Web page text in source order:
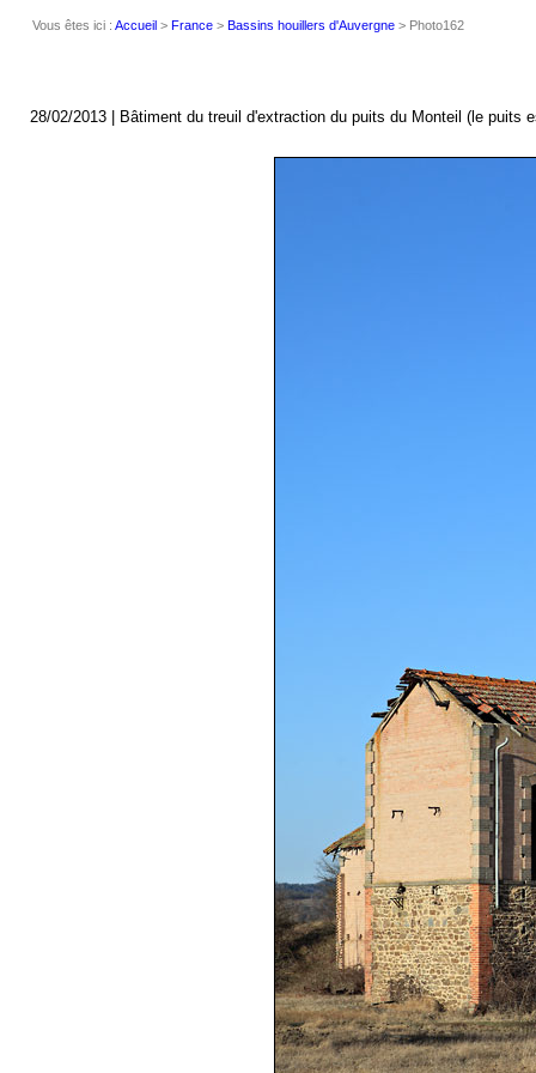
Vous êtes ici : Accueil > France > Bassins houillers d'Auvergne > Photo162
28/02/2013 | Bâtiment du treuil d'extraction du puits du Monteil (le puits